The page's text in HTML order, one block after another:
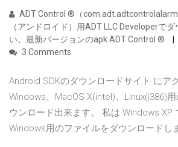
ADT Control ®（
（アンドロイド）用ADT LLC Developerで
い。最新バージョンのapk ADT Control ®
3 Comments
Android SDKのダウンロードサイト にア
Windows、MacOS X(intel)、Linux(i386)
ウンロード出来ます。 私は Windows XP
Windows用のファイルをダウンロードし